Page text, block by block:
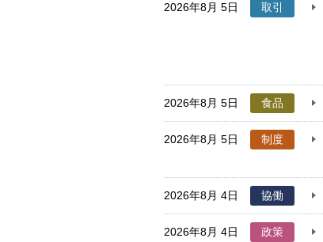
2026年8月 5日 取引
2026年8月 5日 食品
2026年8月 5日 制度
2026年8月 4日 協働
2026年8月 4日 政策